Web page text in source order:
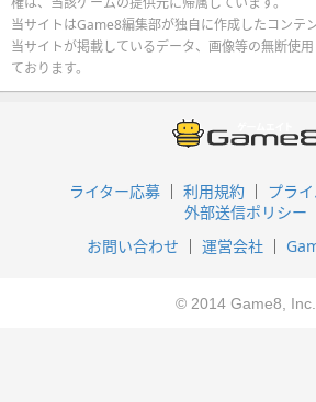
当サイトはGame8編集部が独自に作成したコンテ
当サイトが掲載しているデータ、画像等の無断使
ております。
ライター応募 利用規約
プラ
外部送信ポリシー
お問い合わせ
運営会社
© 2014 Game8, Inc.